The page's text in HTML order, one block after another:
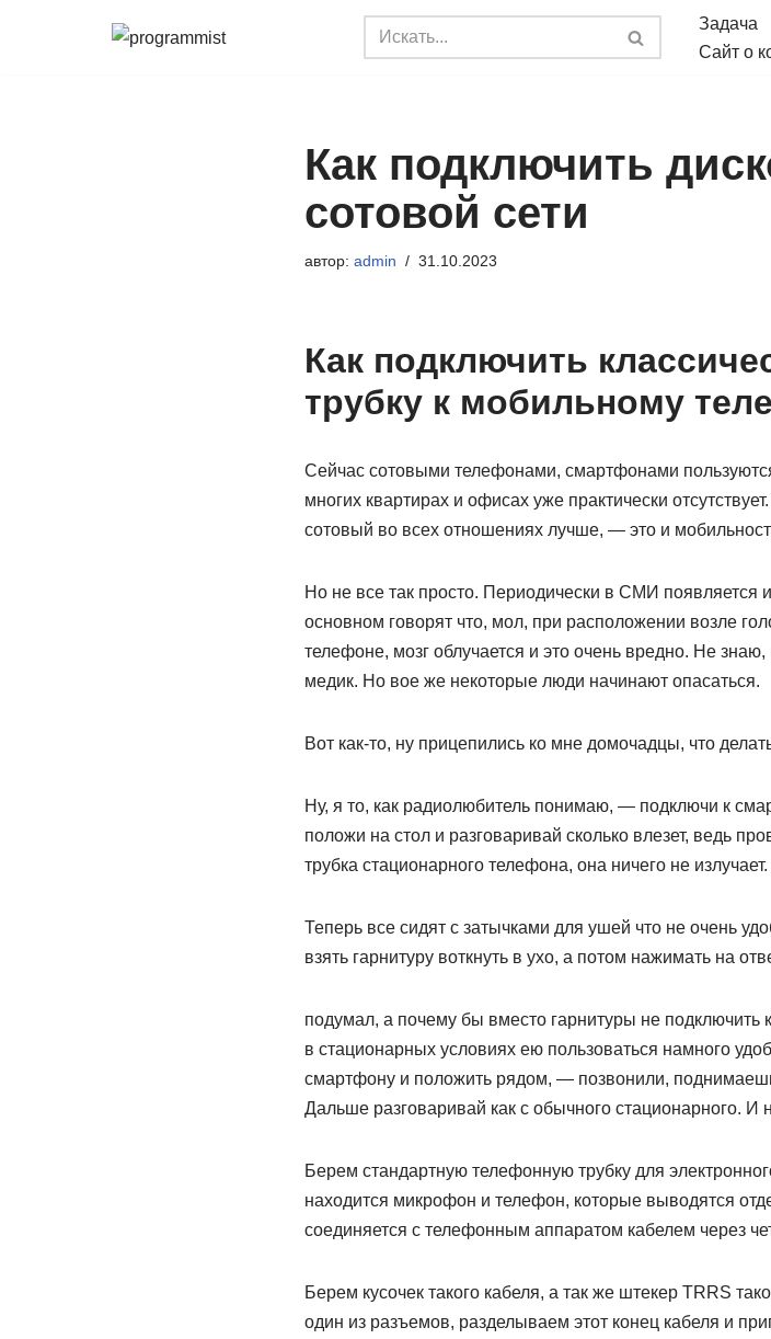
Задача
Сайт о
Как подключить
сотовой сети
автор: admin 31.10.2023
Как подключить
трубку к мобильному
Сейчас сотовыми телефонами, смартфонами
многих квартирах и офисах уже практически
сотовый во всех отношениях лучше, — это и
Но не все так просто. Периодически в СМИ
основном говорят что, мол, при расположении возле
телефоне, мозг облучается и это очень вредно. Не
медик. Но вое же некоторые люди начинают опасаться.
Вот как-то, ну прицепились ко мне домочадцы, что
Ну, я то, как радиолюбитель понимаю, — подключи к
положи на стол и разговаривай сколько влезет, ведь
трубка стационарного телефона, она ничего не
Теперь все сидят с затычками для ушей что не очень
взять гарнитуру воткнуть в ухо, а потом нажимать на
подумал, а почему бы вместо гарнитуры не
в стационарных условиях ею пользоваться намного
смартфону и положить рядом, — позвонили,
Дальше разговаривай как с обычного стационарного. И
Берем стандартную телефонную трубку для
находится микрофон и телефон, которые выводятся
соединяется с телефонным аппаратом кабелем через
Берем кусочек такого кабеля, а так же штекер TRRS
один из разъемов, разделываем этот конец кабеля и